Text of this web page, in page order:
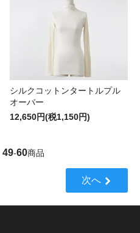
シルクコットンタートルプル
オーバー
12,650円(税1,150円)
49-60商品
次へ